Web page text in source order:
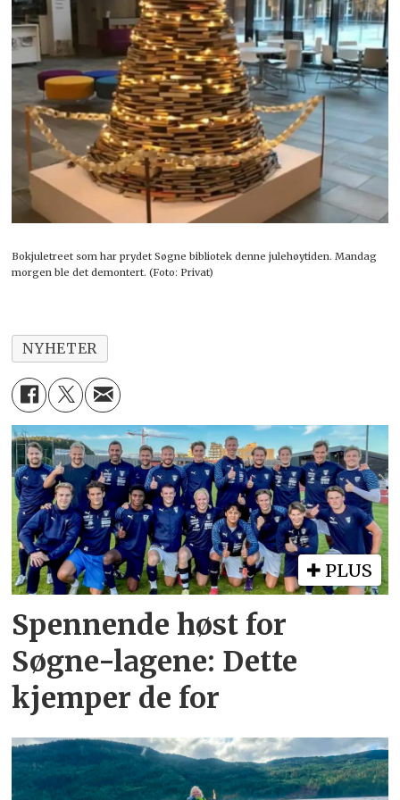
Bokjuletreet som har prydet Søgne bibliotek denne julehøytiden. Mandag
morgen ble det demontert. (Foto: Privat)
NYHETER
PLUS
Spennende høst for
Søgne-lagene: Dette
kjemper de for